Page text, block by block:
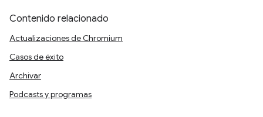
Contenido relacionado
Actualizaciones de Chromium
Casos de éxito
Archivar
Podcasts y programas